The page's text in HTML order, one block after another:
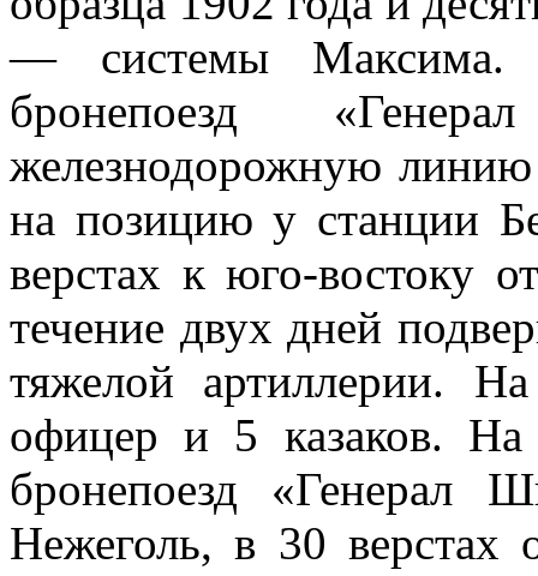
— системы Максима.
бронепоезд
железнодорожную
на позицию у станции
верстах к юго-востоку
течение двух дней
тяжелой артиллерии.
офицер и 5 казаков.
бронепоезд «Генерал
Нежеголь, в 30 верстах